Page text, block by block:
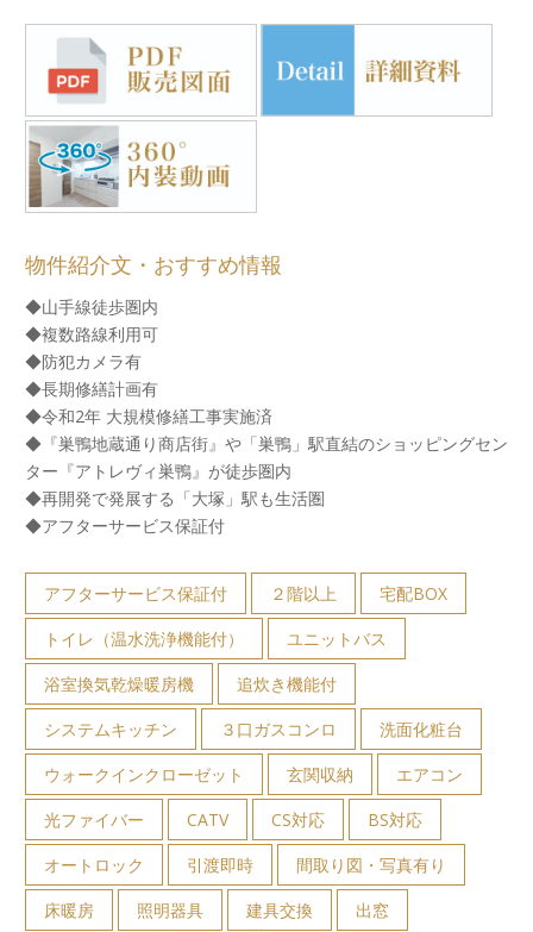
物件紹介文・おすすめ情報
◆山手線徒歩圏内
◆複数路線利用可
◆防犯カメラ有
◆長期修繕計画有
◆令和2年 大規模修繕工事実施済
◆『巣鴨地蔵通り商店街』や「巣鴨」駅直結のショッピングセン
ター『アトレヴィ巣鴨』が徒歩圏内
◆再開発で発展する「大塚」駅も生活圏
◆アフターサービス保証付
アフターサービス保証付 ２階以上
宅配BOX
トイレ（温水洗浄機能付）
ユニットバス
浴室換気乾燥暖房機
追炊き機能付
システムキッチン
３口ガスコンロ
洗面化粧台
ウォークインクローゼット
玄関収納
エアコン
光ファイバー
CATV CS対応
BS対応
オートロック
引渡即時
間取り図・写真有り
床暖房
照明器具 建具交換
出窓